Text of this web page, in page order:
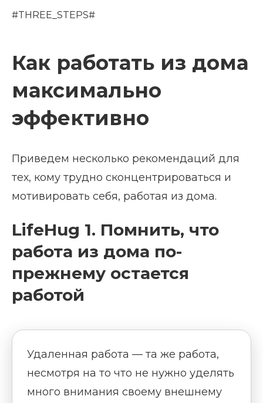
#THREE_STEPS#
Как работать из дома
максимально
эффективно
Приведем несколько рекомендаций для
тех, кому трудно сконцентрироваться и
мотивировать себя, работая из дома.
LifeHug 1. Помнить, что
работа из дома по-
прежнему остается
работой
Удаленная работа — та же работа,
несмотря на то что не нужно уделять
много внимания своему внешнему